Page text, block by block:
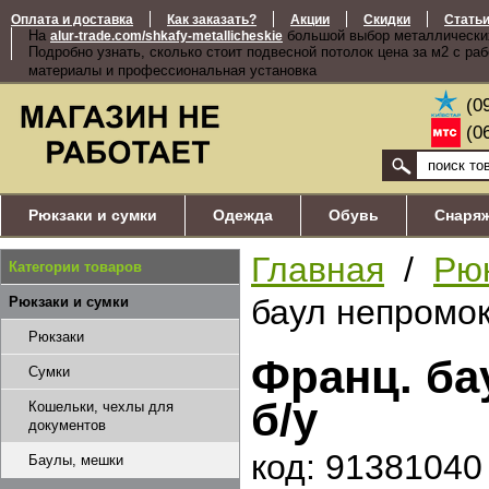
Оплата и доставка Как заказать? Акции Скидки Статьи
На alur-trade.com/shkafy-metallicheskie большой выбор
Подробно узнать, сколько стоит подвесной потолок цена за м2 с
материалы и профессиональная установка
Рюкзаки и сумки Одежда Обувь
Категории товаров
Рюкзаки и сумки
Рюкзаки
Сумки
Кошельки, чехлы для
документов
Баулы, мешки
Главная /
баул
Франц.
б/у
код: 91381040